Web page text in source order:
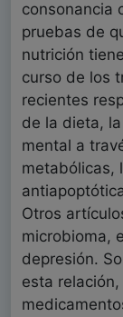
consonancia
pruebas de
nutrición
curso de los
recientes
de la dieta,
mental a
metabólicas,
Otros
microbioma,
depresión.
esta